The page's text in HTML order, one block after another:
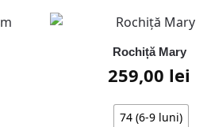
Rochiță Mary
259,00 lei
74 (6-9 luni)